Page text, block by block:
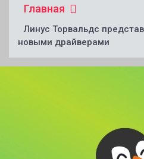
Главная
Линус Торвальдс
новыми драйверами